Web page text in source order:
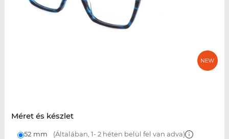
Méret és készlet
52 mm (Általában, 1- 2 héten belül fel van adva)